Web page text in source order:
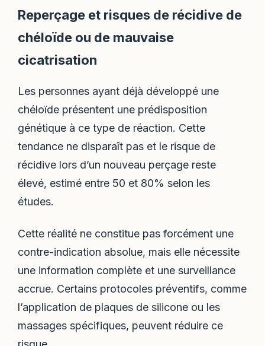
Reperçage et risques de récidive de
chéloïde ou de mauvaise
cicatrisation
Les personnes ayant déjà développé une
chéloïde présentent une prédisposition
génétique à ce type de réaction. Cette
tendance ne disparaît pas et le risque de
récidive lors d’un nouveau perçage reste
élevé, estimé entre 50 et 80% selon les
études.
Cette réalité ne constitue pas forcément une
contre-indication absolue, mais elle nécessite
une information complète et une surveillance
accrue. Certains protocoles préventifs, comme
l’application de plaques de silicone ou les
massages spécifiques, peuvent réduire ce